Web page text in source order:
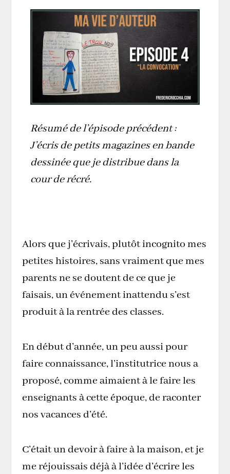
Résumé de l’épisode précédent :
J’écris de petits magazines en bande
dessinée que je distribue dans la
cour de récré.
Alors que j’écrivais, plutôt incognito mes
petites histoires, sans vraiment que mes
parents ne se doutent de ce que je
faisais, un événement inattendu s’est
produit à la rentrée des classes.
En début d’année, un peu aussi pour
faire connaissance, l’institutrice nous a
proposé, comme aimaient à le faire les
enseignants à cette époque, de raconter
nos vacances d’été.
C’était un devoir à faire à la maison, et je
me réjouissais déjà à l’idée d’écrire les